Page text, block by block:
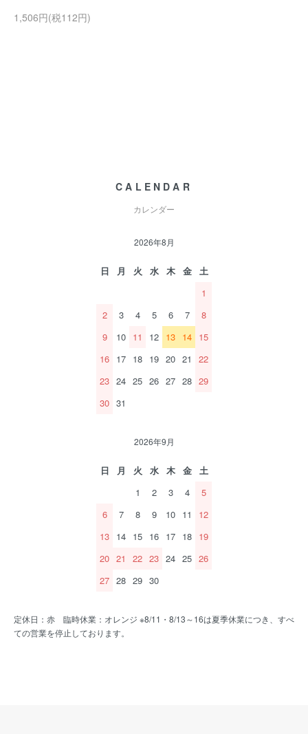
1,506円(税112円)
CALENDAR
カレンダー
2026年8月
日 月 火 水 木 金
土
1
2
3 4 5 6 7
8
9
10 11 12 13 14 15
16 17 18 19 20 21
22
23 24 25 26 27 28 29
30 31
2026年9月
日 月 火 水 木 金
土
1
2 3 4
5
6
7 8 9 10 11
12
13 14 15 16 17 18 19
20 21 22 23 24 25 26
27 28 29 30
定休日：赤 臨時休業：オレンジ ※8/11・8/13～16は夏季休業につき、すべ
ての営業を停止しております。